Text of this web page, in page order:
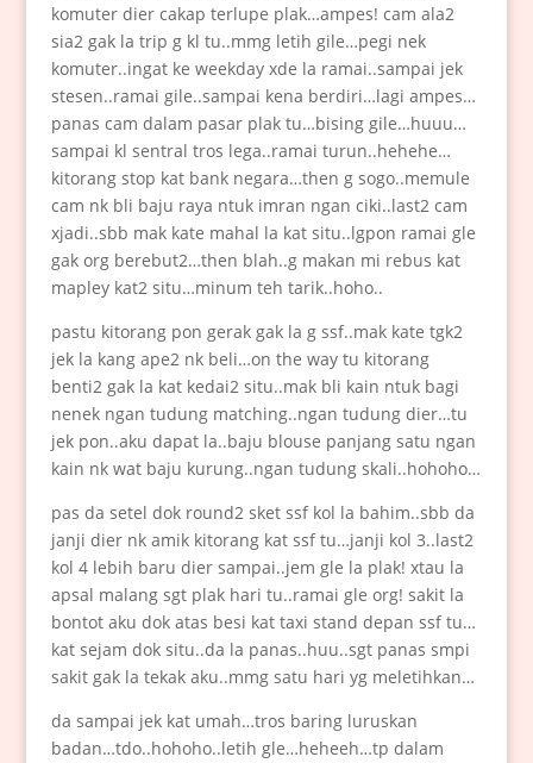
komuter dier cakap terlupe plak…ampes! cam ala2
sia2 gak la trip g kl tu..mmg letih gile…pegi nek
komuter..ingat ke weekday xde la ramai..sampai jek
stesen..ramai gile..sampai kena berdiri…lagi ampes…
panas cam dalam pasar plak tu…bising gile…huuu…
sampai kl sentral tros lega..ramai turun..hehehe…
kitorang stop kat bank negara…then g sogo..memule
cam nk bli baju raya ntuk imran ngan ciki..last2 cam
xjadi..sbb mak kate mahal la kat situ..lgpon ramai gle
gak org berebut2…then blah..g makan mi rebus kat
mapley kat2 situ…minum teh tarik..hoho..
pastu kitorang pon gerak gak la g ssf..mak kate tgk2
jek la kang ape2 nk beli…on the way tu kitorang
benti2 gak la kat kedai2 situ..mak bli kain ntuk bagi
nenek ngan tudung matching..ngan tudung dier…tu
jek pon..aku dapat la..baju blouse panjang satu ngan
kain nk wat baju kurung..ngan tudung skali..hohoho…
pas da setel dok round2 sket ssf kol la bahim..sbb da
janji dier nk amik kitorang kat ssf tu…janji kol 3..last2
kol 4 lebih baru dier sampai..jem gle la plak! xtau la
apsal malang sgt plak hari tu..ramai gle org! sakit la
bontot aku dok atas besi kat taxi stand depan ssf tu…
kat sejam dok situ..da la panas..huu..sgt panas smpi
sakit gak la tekak aku..mmg satu hari yg meletihkan…
da sampai jek kat umah…tros baring luruskan
badan…tdo..hohoho..letih gle…heheeh…tp dalam